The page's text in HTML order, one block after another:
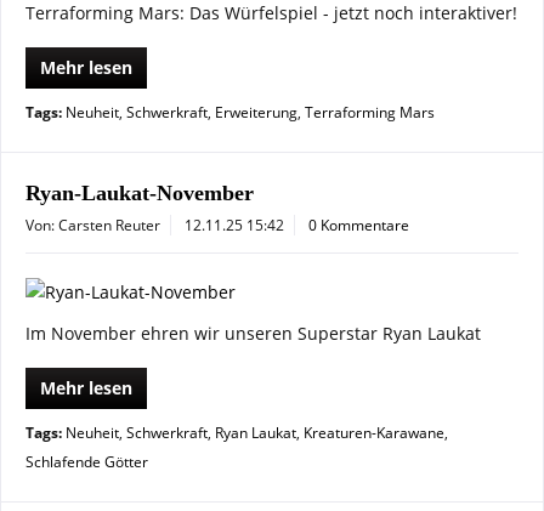
Terraforming Mars: Das Würfelspiel - jetzt noch interaktiver!
Mehr lesen
Tags: Neuheit, Schwerkraft, Erweiterung, Terraforming Mars
Ryan-Laukat-November
Von: Carsten Reuter 12.11.25 15:42 0 Kommentare
Im November ehren wir unseren Superstar Ryan Laukat
Mehr lesen
Tags: Neuheit, Schwerkraft, Ryan Laukat, Kreaturen-Karawane,
Schlafende Götter